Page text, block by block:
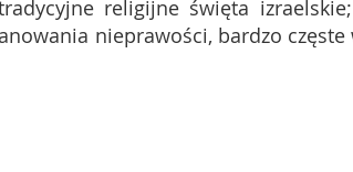
religijne święta
nieprawości, bardzo